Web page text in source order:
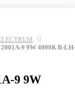
9 9W 4000К B-LH-
9 9W